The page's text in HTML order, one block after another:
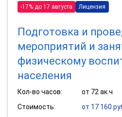
-17% до 17 августа Лицензия
Подготовка и
мероприятий и
физическому
населения
Кол-во часов:
от 72 ак.ч
Стоимость:
от 17 160